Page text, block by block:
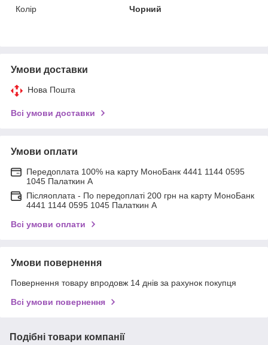
Колір
Чорний
Умови доставки
Нова Пошта
Всі умови доставки
Умови оплати
Передоплата 100% на карту МоноБанк 4441 1144 0595
1045 Палаткин А
Післяоплата - По передоплаті 200 грн на карту МоноБанк
4441 1144 0595 1045 Палаткин А
Всі умови оплати
Умови повернення
Повернення товару впродовж 14 днів за рахунок покупця
Всі умови повернення
Подібні товари компанії